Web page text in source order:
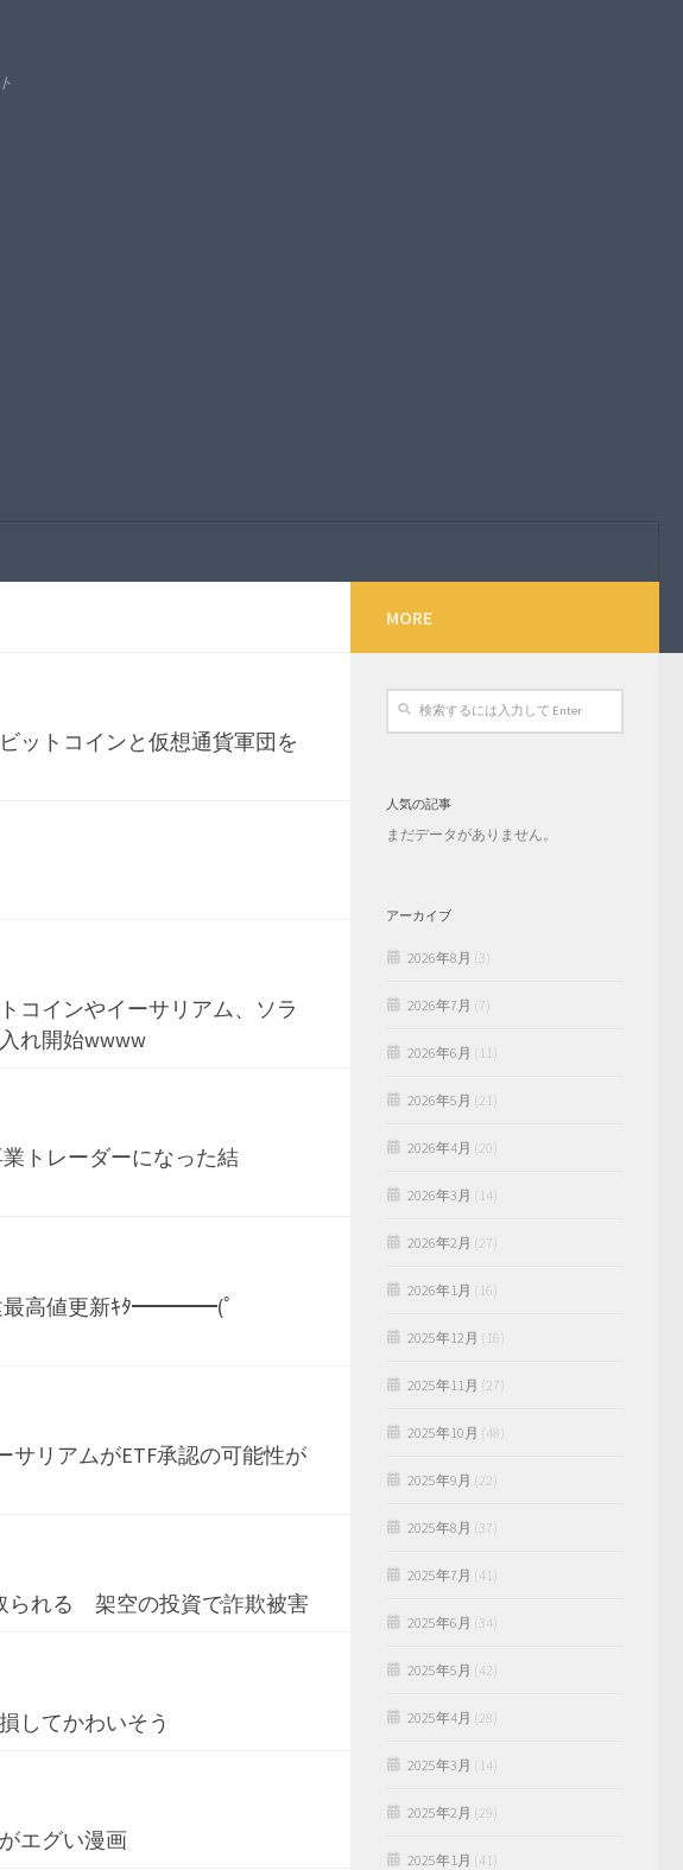
ットコインと仮想通貨軍団を
コインやイーサリアム、ソラ
れ開始wwww
業トレーダーになった結
最高値更新ｷﾀ━━━━(ﾟ
サリアムがETF承認の可能性が
られる 架空の投資で詐欺被害
してかわいそう
エグい漫画
MORE
人気の記事
まだデータがありません。
アーカイブ
2026年8月 (3)
2026年7月 (7)
2026年6月 (11)
2026年5月 (21)
2026年4月 (20)
2026年3月 (14)
2026年2月 (27)
2026年1月 (16)
2025年12月 (16)
2025年11月 (27)
2025年10月 (48)
2025年9月 (22)
2025年8月 (37)
2025年7月 (41)
2025年6月 (34)
2025年5月 (42)
2025年4月 (28)
2025年3月 (14)
2025年2月 (29)
2025年1月 (41)